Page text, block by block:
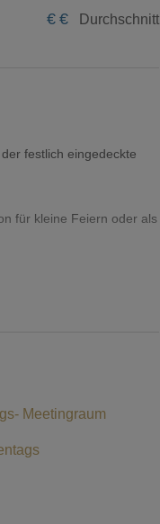
€ € Durchschnitt
festlich eingedeckte
für kleine Feiern oder als
Meetingraum